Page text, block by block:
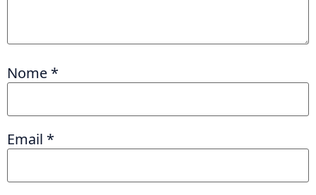
Nome *
Email *